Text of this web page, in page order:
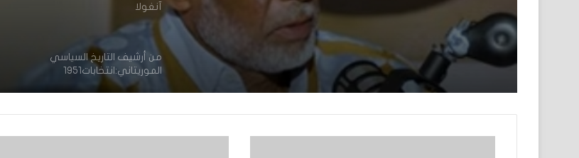
آنغولا
من أرشيف التاريخ السياسي
الموريتاني:انتخابات1951
الموريتانية عام 1972